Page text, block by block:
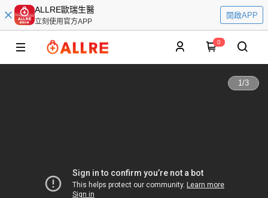
ALLRE歐瑞生醫
立刻使用官方APP
開啟APP
0
1/3